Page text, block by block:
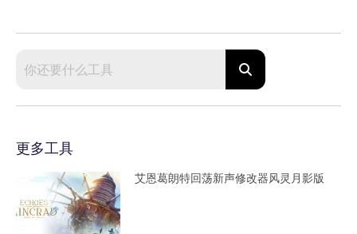
更多工具
艾恩葛朗特回荡新声修改器风灵月影版